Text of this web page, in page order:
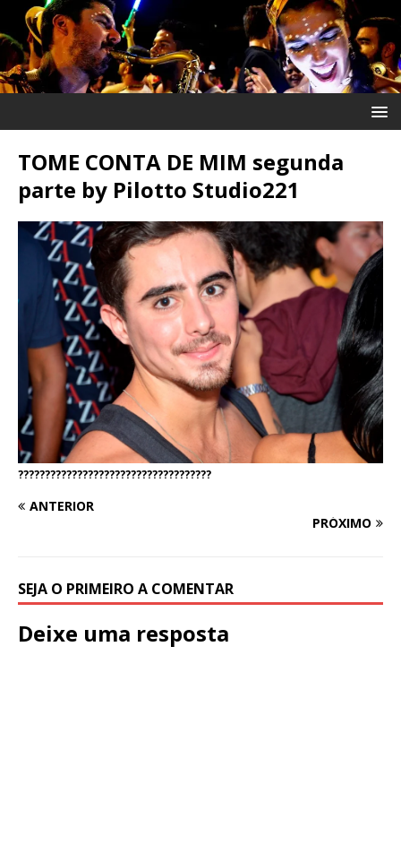
TOME CONTA DE MIM segunda
parte by Pilotto Studio221
????????????????????????????????????
ANTERIOR
PRÓXIMO
SEJA O PRIMEIRO A COMENTAR
Deixe uma resposta